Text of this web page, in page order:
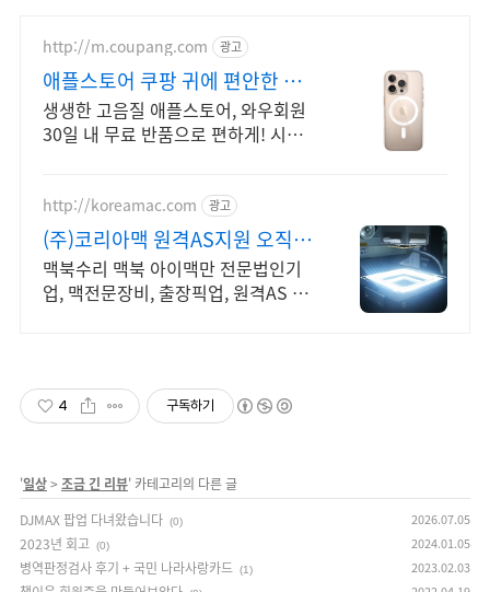
http://m.coupang.com 광고
애플스토어 쿠팡 귀에 편안한 맞
춤 착용감
생생한 고음질 애플스토어, 와우회원
30일 내 무료 반품으로 편하게! 시끄
http://koreamac.com 광고
(주)코리아맥 원격AS지원 오직 맥
PC 전문기업
맥북수리 맥북 아이맥만 전문법인기
업, 맥전문장비, 출장픽업, 원격AS 서
4 구독하기
'일상> 조금 긴 리뷰' 카테고리의 다른 글
DJMAX 팝업 다녀왔습니다 (0) 2026.07.05
2023년 회고 (0) 2024.01.05
병역판정검사 후기 + 국민 나라사랑카드 (1) 2023.02.03